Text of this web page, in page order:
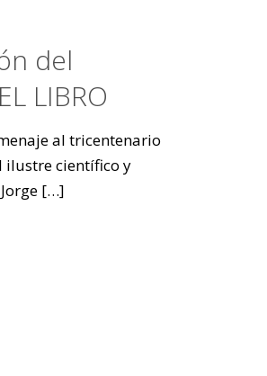
del
LIBRO
al tricentenario
ilustre científico y
[…]